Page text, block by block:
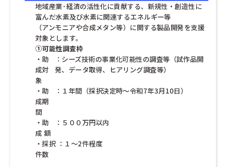
地域産業･経済の活性化に貢献する、新規性・創造性に
富んだ水素及び水素に関連するエネルギー等
（アンモニアや合成メタン等）に関する製品開発を支援
対象とします。
①可能性調査枠
・助
成対
象
：シーズ技術の事業化可能性の調査等（試作品開
発、データ取得、ヒアリング調査等）
・助
成期
間
：１年間（採択決定時～令和7年3月10日）
・助
成 額
：５００万円以内
・採択
件数
：１～2件程度